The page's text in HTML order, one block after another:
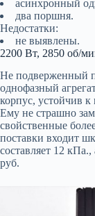
асинхронный
два поршня.
Недостатки:
не выявлены.
2200 Вт, 2850 об/
Не подверженный
однофазный
корпус, устойчив к
Ему не страшно
свойственные
поставки входит
составляет 12
руб.